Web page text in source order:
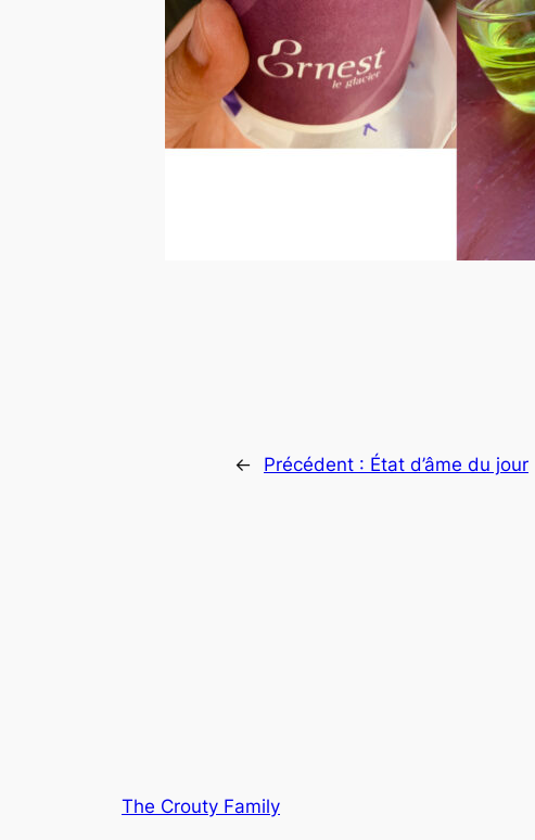
← Précédent : État d’âme du jour
The Crouty Family